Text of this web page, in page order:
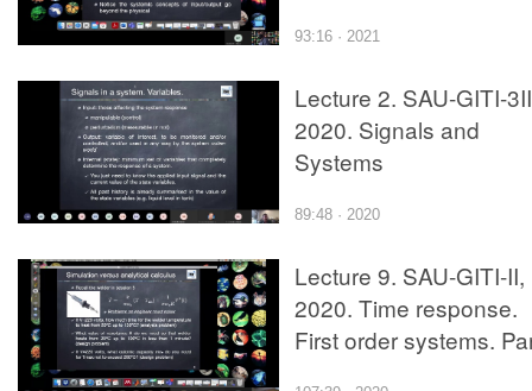
93:16 · 2021
Lecture 2. SAU-GITI-
2020. Signals and
Systems
89:48 · 2020
Lecture 9. SAU-GITI-II,
2020. Time response.
First order systems.